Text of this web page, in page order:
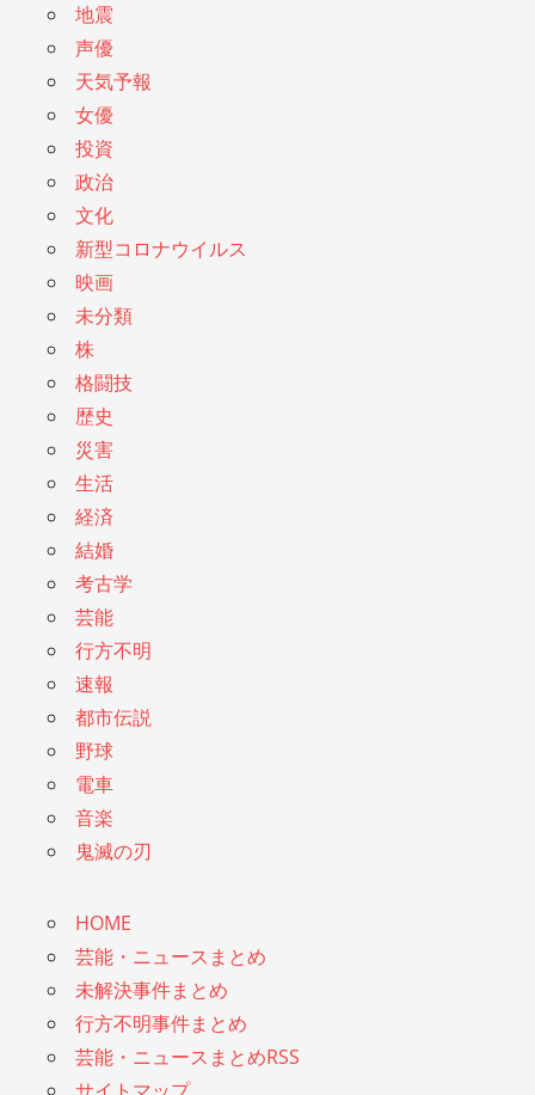
地震
声優
天気予報
女優
投資
政治
文化
新型コロナウイルス
映画
未分類
株
格闘技
歴史
災害
生活
経済
結婚
考古学
芸能
行方不明
速報
都市伝説
野球
電車
音楽
鬼滅の刃
HOME
芸能・ニュースまとめ
未解決事件まとめ
行方不明事件まとめ
芸能・ニュースまとめRSS